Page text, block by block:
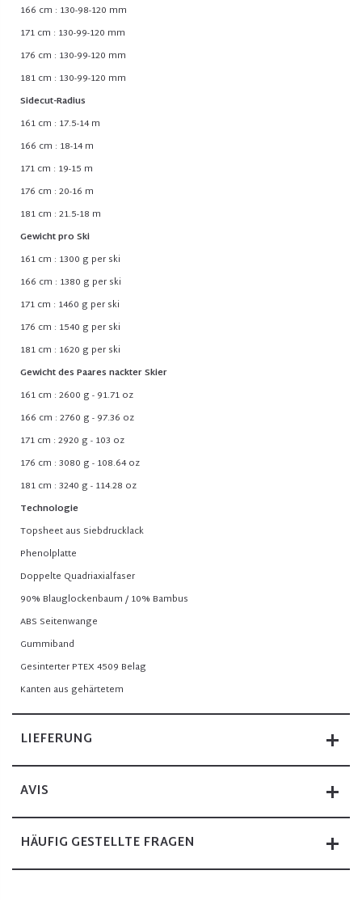
166 cm : 130-98-120 mm
171 cm : 130-99-120 mm
176 cm : 130-99-120 mm
181 cm : 130-99-120 mm
Sidecut-Radius
161 cm : 17.5-14 m
166 cm : 18-14 m
171 cm : 19-15 m
176 cm : 20-16 m
181 cm : 21.5-18 m
Gewicht pro Ski
161 cm : 1300 g per ski
166 cm : 1380 g per ski
171 cm : 1460 g per ski
176 cm : 1540 g per ski
181 cm : 1620 g per ski
Gewicht des Paares nackter Skier
161 cm : 2600 g - 91.71 oz
166 cm : 2760 g - 97.36 oz
171 cm : 2920 g - 103 oz
176 cm : 3080 g - 108.64 oz
181 cm : 3240 g - 114.28 oz
Technologie
Topsheet aus Siebdrucklack
Phenolplatte
Doppelte Quadriaxialfaser
90% Blauglockenbaum / 10% Bambus
ABS Seitenwange
Gummiband
Gesinterter PTEX 4509 Belag
Kanten aus gehärtetem
LIEFERUNG
AVIS
HÄUFIG GESTELLTE FRAGEN